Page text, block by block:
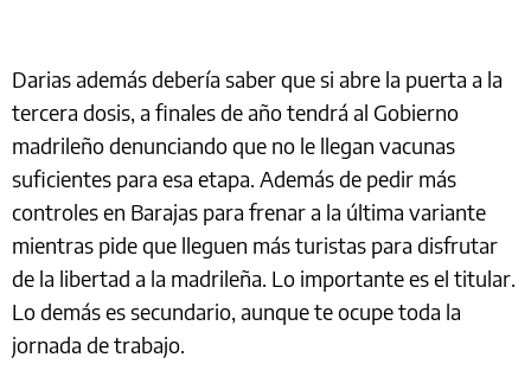
Darias además debería saber que si abre la puerta a la
tercera dosis, a finales de año tendrá al Gobierno
madrileño denunciando que no le llegan vacunas
suficientes para esa etapa. Además de pedir más
controles en Barajas para frenar a la última variante
mientras pide que lleguen más turistas para disfrutar
de la libertad a la madrileña. Lo importante es el titular.
Lo demás es secundario, aunque te ocupe toda la
jornada de trabajo.